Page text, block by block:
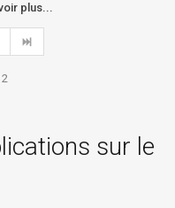
plus...
sur le